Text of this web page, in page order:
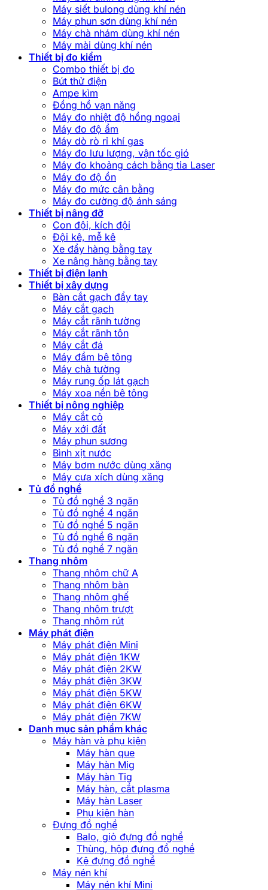
Máy siết bulong dùng khí nén
Máy phun sơn dùng khí nén
Máy chà nhám dùng khí nén
Máy mài dùng khí nén
Thiết bị đo kiểm
Combo thiết bị đo
Bút thử điện
Ampe kìm
Đồng hồ vạn năng
Máy đo nhiệt độ hồng ngoại
Máy đo độ ẩm
Máy dò rò rỉ khí gas
Máy đo lưu lượng, vận tốc gió
Máy đo khoảng cách bằng tia Laser
Máy đo độ ồn
Máy đo mức cân bằng
Máy đo cường độ ánh sáng
Thiết bị nâng đỡ
Con đội, kích đội
Đội kê, mễ kê
Xe đẩy hàng bằng tay
Xe nâng hàng bằng tay
Thiết bị điện lạnh
Thiết bị xây dựng
Bàn cắt gạch đẩy tay
Máy cắt gạch
Máy cắt rãnh tường
Máy cắt rãnh tôn
Máy cắt đá
Máy đầm bê tông
Máy chà tường
Máy rung ốp lát gạch
Máy xoa nền bê tông
Thiết bị nông nghiệp
Máy cắt cỏ
Máy xới đất
Máy phun sương
Bình xịt nước
Máy bơm nước dùng xăng
Máy cưa xích dùng xăng
Tủ đồ nghề
Tủ đồ nghề 3 ngăn
Tủ đồ nghề 4 ngăn
Tủ đồ nghề 5 ngăn
Tủ đồ nghề 6 ngăn
Tủ đồ nghề 7 ngăn
Thang nhôm
Thang nhôm chữ A
Thang nhôm bàn
Thang nhôm ghế
Thang nhôm trượt
Thang nhôm rút
Máy phát điện
Máy phát điện Mini
Máy phát điện 1KW
Máy phát điện 2KW
Máy phát điện 3KW
Máy phát điện 5KW
Máy phát điện 6KW
Máy phát điện 7KW
Danh mục sản phẩm khác
Máy hàn và phụ kiện
Máy hàn que
Máy hàn Mig
Máy hàn Tig
Máy hàn, cắt plasma
Máy hàn Laser
Phụ kiện hàn
Đựng đồ nghề
Balo, giỏ đựng đồ nghề
Thùng, hộp đựng đồ nghề
Kệ đựng đồ nghề
Máy nén khí
Máy nén khí Mini